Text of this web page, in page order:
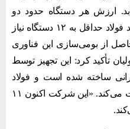
ارزش هر دستگاه حدود دو
میلیارد تومان است و هر خط تولید فولاد حداقل به ۱۲ دستگاه نیاز
از بومی‌سازی این فناوری
تأکید کرد: این تجهیز توسط
ساخته شده است و فولاد
سنگان تمام‌قد از توسعه آن حمایت می‌کند. «این شرکت اکنون ۱۱